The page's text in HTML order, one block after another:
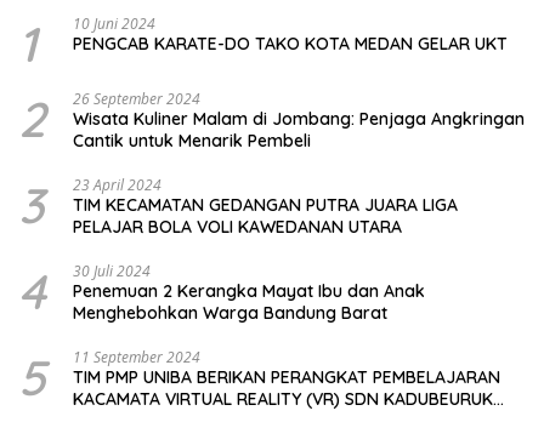
1 10 Juni 2024
PENGCAB KARATE-DO TAKO KOTA MEDAN GELAR UKT
2 26 September 2024
Wisata Kuliner Malam di Jombang: Penjaga Angkringan
Cantik untuk Menarik Pembeli
3 23 April 2024
TIM KECAMATAN GEDANGAN PUTRA JUARA LIGA
PELAJAR BOLA VOLI KAWEDANAN UTARA
4 30 Juli 2024
Penemuan 2 Kerangka Mayat Ibu dan Anak
Menghebohkan Warga Bandung Barat
5 11 September 2024
TIM PMP UNIBA BERIKAN PERANGKAT PEMBELAJARAN
KACAMATA VIRTUAL REALITY (VR) SDN KADUBEURUK